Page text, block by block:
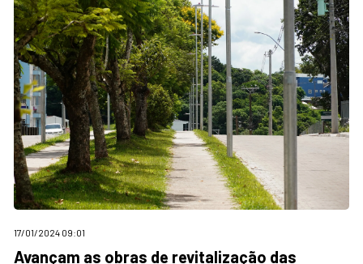
17/01/2024 09:01
Avançam as obras de revitalização das